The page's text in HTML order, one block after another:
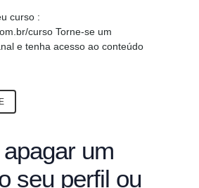
curso :
curso Torne-se um
e tenha acesso ao conteúdo
um
seu perfil ou